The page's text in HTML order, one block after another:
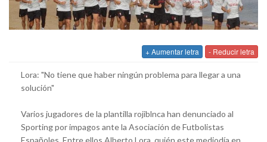
+ Aumentar letra - Reducir letra
Lora: "No tiene que haber ningún problema para llegar a una
solución"
Varios jugadores de la plantilla rojiblnca han denunciado al
Sporting por impagos ante la Asociación de Futbolistas
Españoles. Entre ellos Alberto Lora, quién este mediodía en